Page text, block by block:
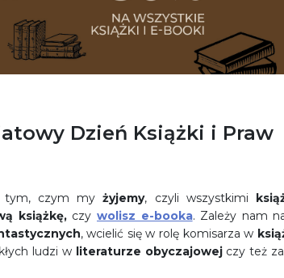
Dzień Książki i Praw
tym, czym myżyjemy, czyli wszystkimi
książkę,czy wolisz e-booka. Zależy nam
, wcielić się w rolę komisarza w
ludzi w literaturze obyczajowejczy też